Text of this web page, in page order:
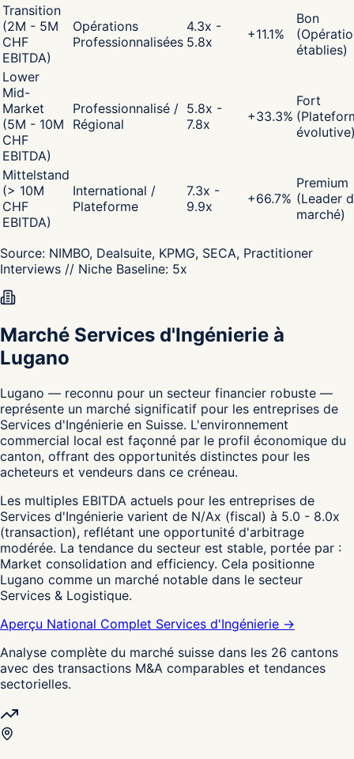
Transition
(2M - 5M
CHF
EBITDA)
Opérations
Professionnalisées
4.3x -
5.8x
+11.1%
Bon
établies)
Lower
Mid-
Market
(5M - 10M
CHF
EBITDA)
Professionnalisé /
Régional
5.8x -
7.8x
+33.3%
Fort
Mittelstand
(> 10M
CHF
EBITDA)
International /
Plateforme
7.3x -
9.9x
+66.7%
Premium
(Leader
marché)
Source: NIMBO, Dealsuite, KPMG, SECA, Practitioner
Interviews // Niche Baseline: 5x
Marché Services d'Ingénierie à
Lugano
Lugano — reconnu pour un secteur financier robuste —
représente un marché significatif pour les entreprises de
Services d'Ingénierie en Suisse. L'environnement
commercial local est façonné par le profil économique du
canton, offrant des opportunités distinctes pour les
acheteurs et vendeurs dans ce créneau.
Les multiples EBITDA actuels pour les entreprises de
Services d'Ingénierie varient de N/Ax (fiscal) à 5.0 - 8.0x
(transaction), reflétant une opportunité d'arbitrage
modérée. La tendance du secteur est stable, portée par :
Market consolidation and efficiency. Cela positionne
Lugano comme un marché notable dans le secteur
Services & Logistique.
Aperçu National Complet Services d'Ingénierie →
Analyse complète du marché suisse dans les 26 cantons
avec des transactions M&A comparables et tendances
sectorielles.